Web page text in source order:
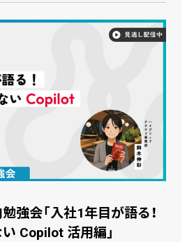
強会「入社1年目が語る！
Copilot 活用編」